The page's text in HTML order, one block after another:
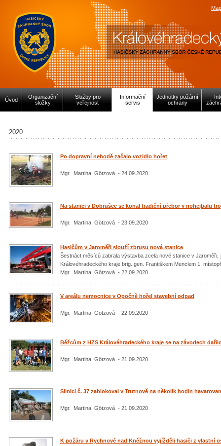
Úvod
Organizační
složky
Služby pro
veřejnost
Informační
servis
Jednotky požární
ochrany
2020
Po dopravní nehodě začalo vozidlo hořet
Mgr. Martina Götzová - 24.09.2020
Na stanici v Dobrušce se konal tradiční přebor v nohejbalu
Mgr. Martina Götzová - 23.09.2020
Hasičům v Jaroměři slouží zbrusu nová stanice
Šestnáct měsíců zabrala výstavba zcela nové stanice v
Královéhradeckého kraje brig. gen. Františkem Menclem 1.
Mgr. Martina Götzová - 22.09.2020
V areálu nemocnice v Opočně hořel stavební odpad
Mgr. Martina Götzová - 22.09.2020
Běžcům z HZS Královéhradeckého kraje se na závodech
Mgr. Martina Götzová - 21.09.2020
Silnici č. 37 zablokoval v Trutnově na několik hodin
Mgr. Martina Götzová - 21.09.2020
K požáru v Rychnově nad Kněžnou vyjížděli hasiči z vlastní